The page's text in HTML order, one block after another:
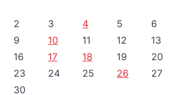
2
3 4 5 6
9
10 11 12 13
16
17 18 19 20
23
24 25 26 27
30